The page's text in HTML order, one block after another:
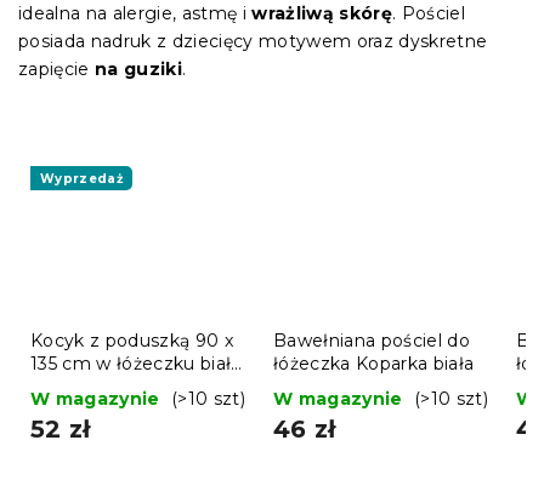
idealna na alergie, astmę iwrażliwą skórę. Pościel
posiada nadruk z dziecięcy motywem oraz dyskretne
zapięcie na guziki.
Wyprzedaż
Kocyk z poduszką 90 x
135 cm w łóżeczku biały
W magazynie (>10 szt)
52 zł
Bawełniana pościel do
łóżeczka Koparka biała
W magazynie
(>10 szt)
46 zł
W